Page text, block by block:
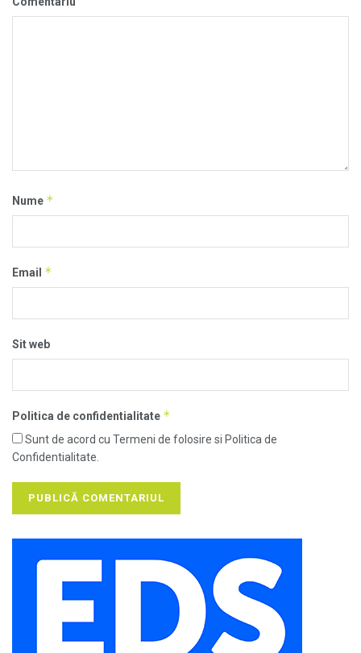
Nume *
Email *
Sit web
Politica de confidentialitate *
Sunt de acord cu Termeni de folosire si Politica de
Confidentialitate.